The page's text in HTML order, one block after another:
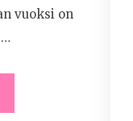
vuoksi on